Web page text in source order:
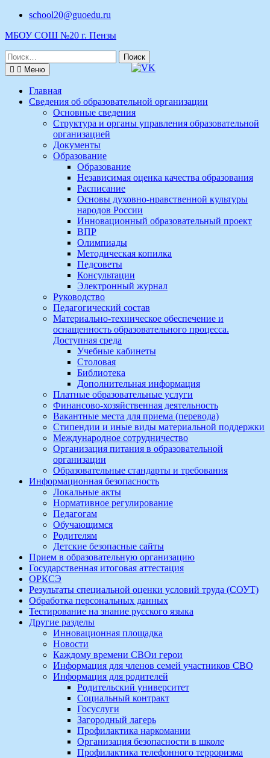
Перейти
содержимому
school20@guoedu.ru
МБОУ СОШ №20 г. Пензы
Поиск
по:
Меню
Главная
Сведения об образовательной организации
Основные сведения
Структура и органы управления образовательной
организацией
Документы
Образование
Образование
Независимая оценка качества образования
Расписание
Основы духовно-нравственной культуры
народов России
Инновационный образовательный проект
ВПР
Олимпиады
Методическая копилка
Педсоветы
Консультации
Электронный журнал
Руководство
Педагогический состав
Материально-техническое обеспечение и
оснащенность образовательного процесса.
Доступная среда
Учебные кабинеты
Столовая
Библиотека
Дополнительная информация
Платные образовательные услуги
Финансово-хозяйственная деятельность
Вакантные места для приема (перевода)
Стипендии и иные виды материальной поддержки
Международное сотрудничество
Организация питания в образовательной
организации
Образовательные стандарты и требования
Информационная безопасность
Локальные акты
Нормативное регулирование
Педагогам
Обучающимся
Родителям
Детские безопасные сайты
Прием в образовательную организацию
Государственная итоговая аттестация
ОРКСЭ
Результаты специальной оценки условий труда (СОУТ)
Обработка персональных данных
Тестирование на знание русского языка
Другие разделы
Инновационная площадка
Новости
Каждому времени СВОи герои
Информация для членов семей участников СВО
Информация для родителей
Родительский университет
Социальный контракт
Госуслуги
Загородный лагерь
Профилактика наркомании
Организация безопасности в школе
Профилактика телефонного терроризма